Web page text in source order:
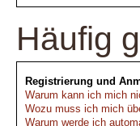
Häufig
Registrierung und
Warum kann ich mich
Wozu muss ich mich
Warum werde ich